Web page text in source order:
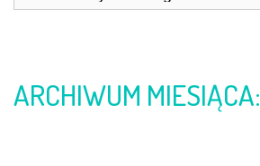
ARCHIWUM MIESIĄCA: